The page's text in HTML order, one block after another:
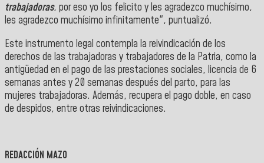
trabajadoras, por eso yo los felicito y les agradezco muchísimo,
les agradezco muchísimo infinitamente", puntualizó.
Este instrumento legal contempla la reivindicación de los
derechos de las trabajadoras y trabajadores de la Patria, como la
antigüedad en el pago de las prestaciones sociales, licencia de 6
semanas antes y 20 semanas después del parto, para las
mujeres trabajadoras. Además, recupera el pago doble, en caso
de despidos, entre otras reivindicaciones.
REDACCIÓN MAZO